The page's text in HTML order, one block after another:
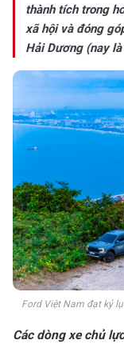
thành tích trong
xã hội và đóng
Hải Dương (nay
Ford Việt Nam đạt kỷ
Các dòngxechủ l